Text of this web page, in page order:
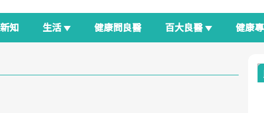
新知 生活 健康問良醫 百大良醫 健康
良醫生活祭